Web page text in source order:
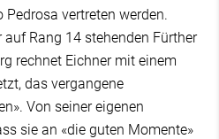
vertreten werden.
Rang 14 stehenden Fürther
rechnet Eichner mit einem
das vergangene
Von seiner eigenen
sie an «die guten Momente»